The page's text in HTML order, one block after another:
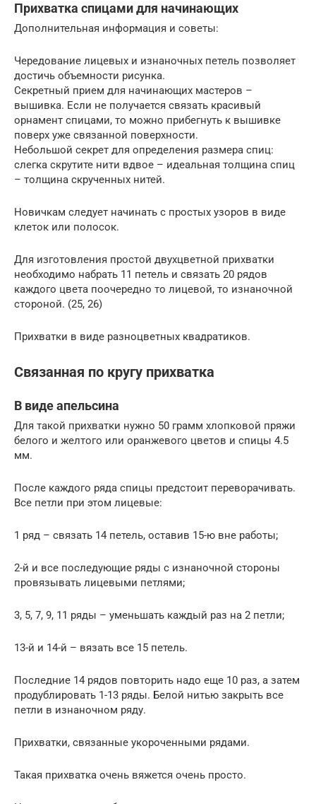
Прихватка спицами для начинающих
Дополнительная информация и советы:
Чередование лицевых и изнаночных петель позволяет
достичь объемности рисунка.
Секретный прием для начинающих мастеров –
вышивка. Если не получается связать красивый
орнамент спицами, то можно прибегнуть к вышивке
поверх уже связанной поверхности.
Небольшой секрет для определения размера спиц:
слегка скрутите нити вдвое – идеальная толщина спиц
– толщина скрученных нитей.
Новичкам следует начинать с простых узоров в виде
клеток или полосок.
Для изготовления простой двухцветной прихватки
необходимо набрать 11 петель и связать 20 рядов
каждого цвета поочередно то лицевой, то изнаночной
стороной. (25, 26)
Прихватки в виде разноцветных квадратиков.
Связанная по кругу прихватка
В виде апельсина
Для такой прихватки нужно 50 грамм хлопковой пряжи
белого и желтого или оранжевого цветов и спицы 4.5
мм.
После каждого ряда спицы предстоит переворачивать.
Все петли при этом лицевые:
1 ряд – связать 14 петель, оставив 15-ю вне работы;
2-й и все последующие ряды с изнаночной стороны
провязывать лицевыми петлями;
3, 5, 7, 9, 11 ряды – уменьшать каждый раз на 2 петли;
13-й и 14-й – вязать все 15 петель.
Последние 14 рядов повторить надо еще 10 раз, а затем
продублировать 1-13 ряды. Белой нитью закрыть все
петли в изнаночном ряду.
Прихватки, связанные укороченными рядами.
Такая прихватка очень вяжется очень просто.